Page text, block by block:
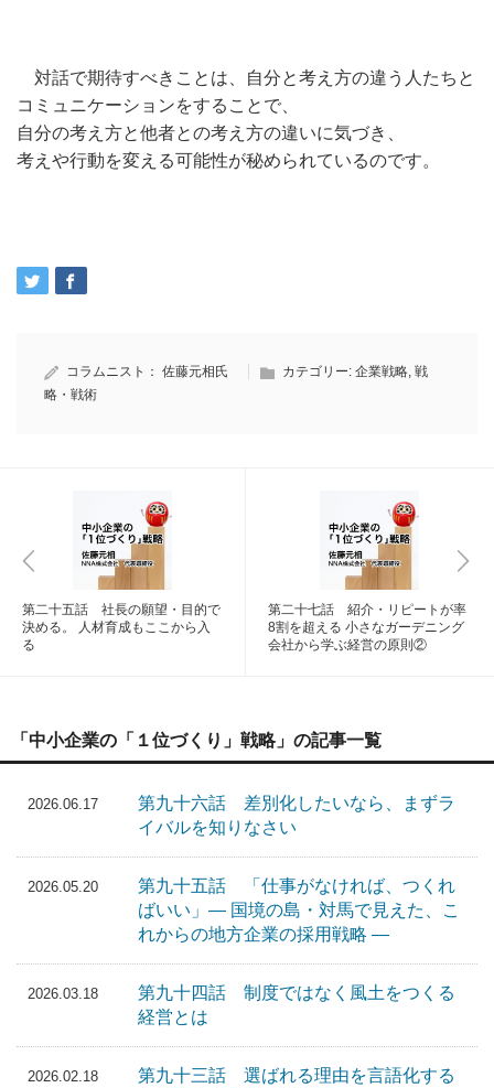
対話で期待すべきことは、自分と考え方の違う人たちと
コミュニケーションをすることで、
自分の考え方と他者との考え方の違いに気づき、
考えや行動を変える可能性が秘められているのです。
コラムニスト： 佐藤元相氏 カテゴリー: 企業戦略 戦
略・戦術
第二十五話 社長の願望・目的で
決める。 人材育成もここから入
る
第二十七話 紹介・リピートが率
8割を超える 小さなガーデニング
会社から学ぶ経営の原則②
「中小企業の「１位づくり」戦略」の記事一覧
2026.06.17
第九十六話 差別化したいなら、まずラ
イバルを知りなさい
2026.05.20
第九十五話 「仕事がなければ、つくれ
ばいい」― 国境の島・対馬で見えた、こ
れからの地方企業の採用戦略 ―
2026.03.18
第九十四話 制度ではなく風土をつくる
経営とは
2026.02.18
第九十三話 選ばれる理由を言語化する